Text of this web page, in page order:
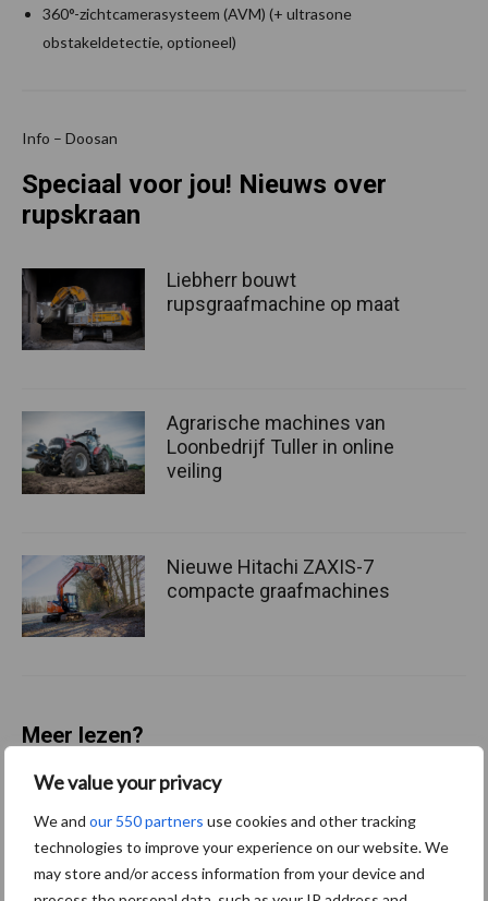
We value your privacy
We and our 550 partners use cookies and other tracking
technologies to improve your experience on our website. We
may store and/or access information from your device and
360°-zichtcamerasysteem (AVM) (+ ultrasone
obstakeldetectie, optioneel)
Info – Doosan
Speciaal voor jou! Nieuws over
rupskraan
Liebherr bouwt
rupsgraafmachine op maat
Agrarische machines van
Loonbedrijf Tuller in online
veiling
Nieuwe Hitachi ZAXIS-7
compacte graafmachines
Meer lezen?
Kies uit onderstaande thema's: